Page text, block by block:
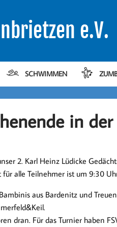
e.V.
SCHWIMMEN
in
2. Karl Heinz Lüdicke
alle Teilnehmer ist um 9:30
aus Bardenitz und
dran. Für das Turnier haben